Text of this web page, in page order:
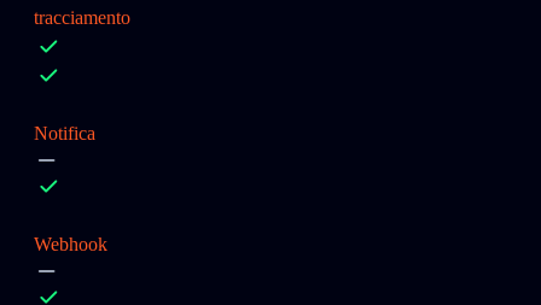
tracciamento
Notifica
Webhook